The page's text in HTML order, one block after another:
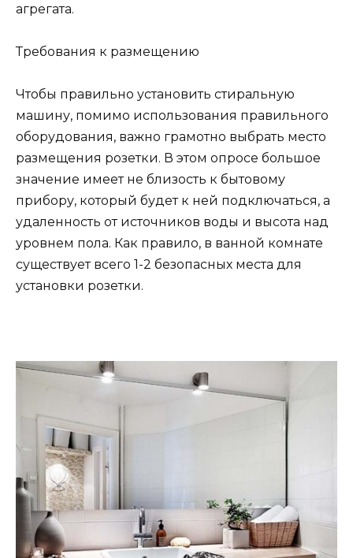
агрегата.
Требования к размещению
Чтобы правильно установить стиральную
машину, помимо использования правильного
оборудования, важно грамотно выбрать место
размещения розетки. В этом опросе большое
значение имеет не близость к бытовому
прибору, который будет к ней подключаться, а
удаленность от источников воды и высота над
уровнем пола. Как правило, в ванной комнате
существует всего 1-2 безопасных места для
установки розетки.